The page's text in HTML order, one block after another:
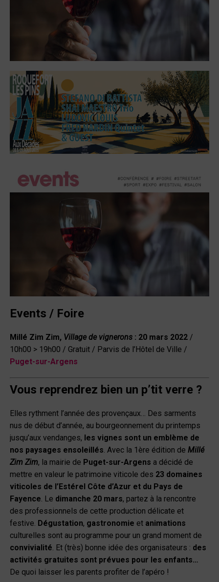
Events / Foire
Millé Zim Zim, Village de vignerons : 20 mars 2022 /
10h00 > 19h00 / Gratuit / Parvis de l’Hôtel de Ville /
Puget-sur-Argens
Vous reprendrez bien un p’tit verre ?
Elles rythment l’année des provençaux… Des sarments
nus de début d’année, au bourgeonnement du printemps
jusqu’aux vendanges, les vignes sont un emblème de
nos paysages ensoleillés . Avec la 1 ère édition de Millé
Zim Zim, la mairie de Puget-sur-Argens a décidé de
mettre en valeur le patrimoine viticole des 23 domaines
viticoles de l’Estérel Côte d’Azur et du Pays de
Fayence . Le dimanche 20 mars, partez à la rencontre
des professionnels de cette production délicate et
festive. Dégustation, gastronomie et animations
culturelles sont au programme pour un grand moment de
convivialité . Et (très) bonne idée des organisateurs : des
activités gratuites sont prévues pour les enfants…
De quoi laisser les parents profiter de l’apéro !